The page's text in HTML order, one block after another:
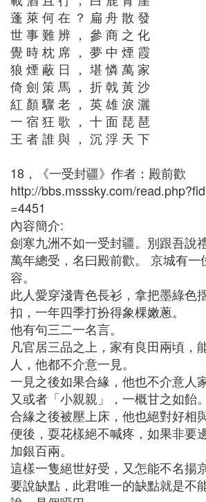
蓬 萊 何 在 ？ 扁 舟 散 發
世 事 難 辨 ， 參 商 之 化
覺 時 枕 席 ， 夢 中 煙 霞
狼 煙 蔽 日 ， 堪 憐 萬 家
倚 劍 策 馬 ， 折 戟 黃 沙
紅 顏 驟 老 ， 英 雄 淚 灑
一 宿 狂 歌 ， 十 面 琵 琶
王 者 誰 與 ， 沉 浮 天 下
18，《一受封疆》作者：殿前歡
http://bbs.msssky.com/
=4451
內容簡介:
劍寒九洲不如一受封疆。別跟吾說
萬年總受，名曰殿前歡。 京城有一
容。
此人愛穿淺青色長衫，拿把墨綠色
扣，一年四季打扮得象棵嫩蔥。
他有句三二一名言。
凡官居三品之上，家有良田兩頃，
人，他都不介意一見。
一見之後如果合緣，他也不介意人
又或者「小親親」，一概甘之如飴。
合緣之後被壓上床，他也絕對好相
便後，耍花樣絕不喊疼，如果非要
加銀百兩。
這樣一隻絕世好受，又怎能不名揚京
要說缺點，此君唯一的缺點就是不